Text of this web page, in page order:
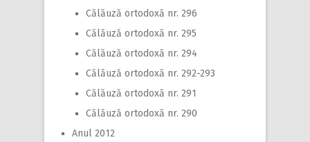
Călăuză ortodoxă nr. 296
Călăuză ortodoxă nr. 295
Călăuză ortodoxă nr. 294
Călăuză ortodoxă nr. 292-293
Călăuză ortodoxă nr. 291
Călăuză ortodoxă nr. 290
Anul 2012